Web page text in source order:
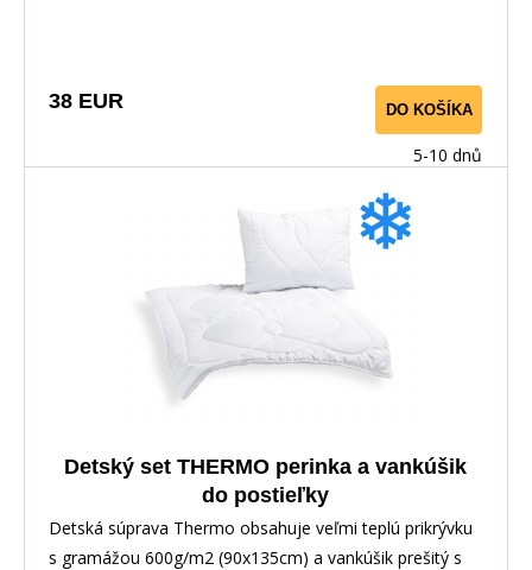
38 EUR DO KOŠÍKA
5-10 dnů
Detský set THERMO perinka a vankúšik
do postieľky
Detská súprava Thermo obsahuje veľmi teplú prikrývku
s gramážou 600g/m2 (90x135cm) a vankúšik prešitý s